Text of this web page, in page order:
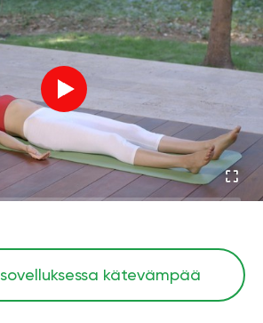
kätevämpää